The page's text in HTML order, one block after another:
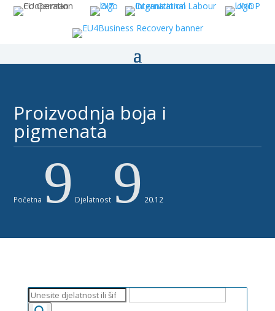
Proizvodnja boja i
pigmenata ​
Početna 9 Djelatnost 9 20.12